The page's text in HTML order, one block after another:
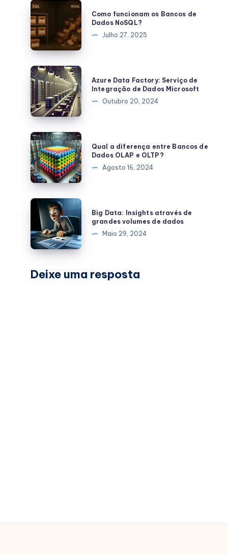
Como
funcionam
os
Bancos
de
Dados
NoSQL?
Como funcionam os Bancos de
Dados NoSQL?
Julho 27, 2025
Azure
Data
Factory:
Serviço
de
Integração
de
Dados
Microsoft
Azure Data Factory: Serviço de
Integração de Dados Microsoft
Outubro 20, 2024
Qual
a
diferença
entre
Bancos
de
Dados
OLAP
e
OLTP?
Qual a diferença entre Bancos de
Dados OLAP e OLTP?
Agosto 16, 2024
Big
Data:
Insights
através
de
grandes
volumes
Big Data: Insights através de
grandes volumes de dados
Maio 29, 2024
Deixe uma resposta